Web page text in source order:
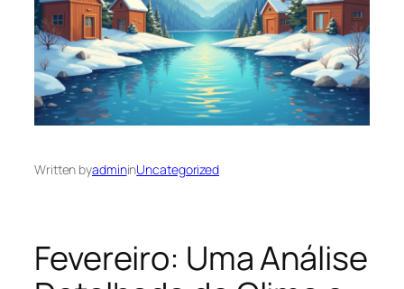
Written byadmininUncategorized
Fevereiro: Uma Análise